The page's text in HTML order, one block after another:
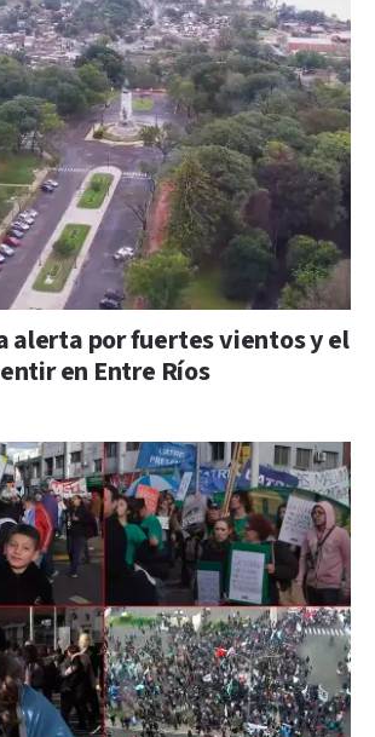
alerta por fuertes vientos y el
en Entre Ríos